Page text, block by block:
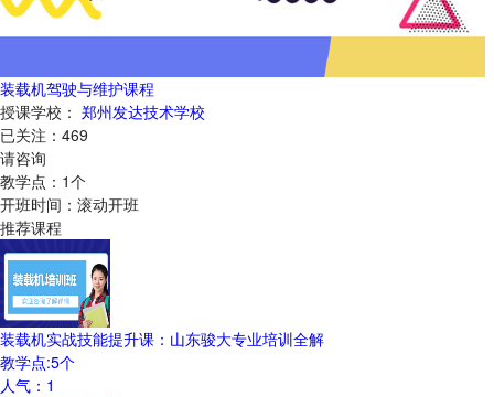
装载机驾驶与维护课程
授课学校： 郑州发达技术学校
已关注： 469
请咨询
教学点： 1个
开班时间： 滚动开班
推荐课程
装载机实战技能提升课：山东骏大专业培训全解
教学点:5个
人气： 1